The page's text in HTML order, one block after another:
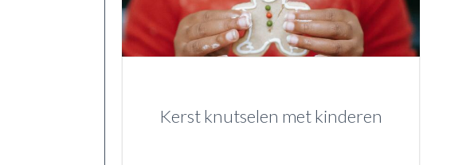
Kerst knutselen met kinderen